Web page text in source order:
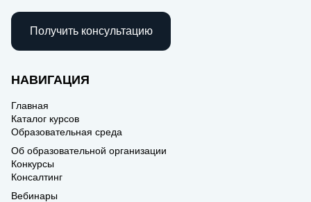
Получить консультацию
НАВИГАЦИЯ
Главная
Каталог курсов
Образовательная среда
Об образовательной организации
Конкурсы
Консалтинг
Вебинары